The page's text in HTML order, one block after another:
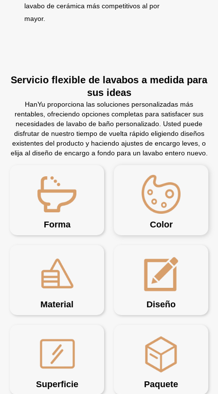
lavabo de cerámica más competitivos al por
mayor.
Servicio flexible de lavabos a medida para
sus ideas
HanYu proporciona las soluciones personalizadas más
rentables, ofreciendo opciones completas para satisfacer sus
necesidades de lavabo de baño personalizado. Usted puede
disfrutar de nuestro tiempo de vuelta rápido eligiendo diseños
existentes del producto y haciendo ajustes de encargo leves, o
elija al diseño de encargo a fondo para un lavabo entero nuevo.
Forma Color
Material Diseño
Superficie Paquete